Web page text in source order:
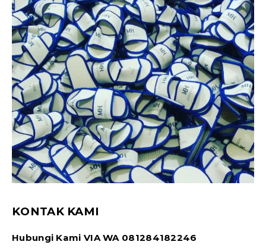
KONTAK KAMI
Hubungi Kami VIA WA 081284182246